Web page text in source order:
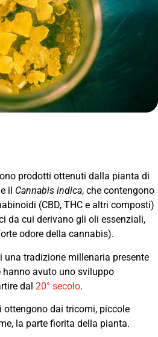
prodotti ottenuti dalla pianta di
e il Cannabis indica, che contengono
(CBD, THC e altri composti)
da cui derivano gli oli essenziali,
odore della cannabis).
una tradizione millenaria presente
hanno avuto uno sviluppo
dal 20° secolo.
ottengono dai tricomi, piccole
la parte fiorita della pianta.